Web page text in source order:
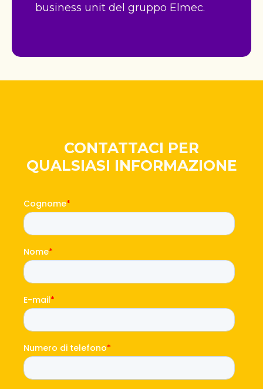
business unit del gruppo Elmec.
CONTATTACI PER
QUALSIASI INFORMAZIONE